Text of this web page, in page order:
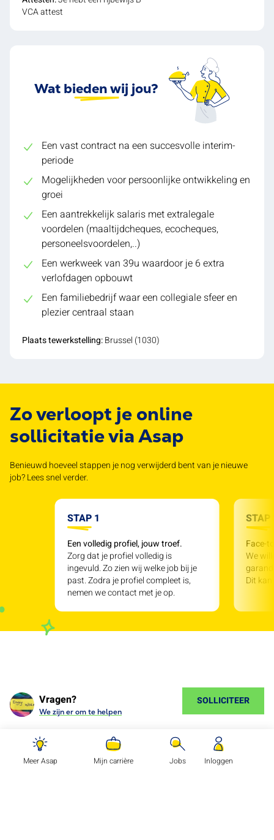
VCA attest
Wat bieden wij jou?
Een vast contract na een succesvolle interim-
periode
Mogelijkheden voor persoonlijke ontwikkeling en
groei
Een aantrekkelijk salaris met extralegale
voordelen (maaltijdcheques, ecocheques,
personeelsvoordelen,..)
Een werkweek van 39u waardoor je 6 extra
verlofdagen opbouwt
Een familiebedrijf waar een collegiale sfeer en
plezier centraal staan
Plaats tewerkstelling:Brussel (1030)
Zo verloopt je online
sollicitatie via Asap
Benieuwd hoeveel stappen je nog verwijderd bent van je nieuwe
job? Lees snel verder.
STAP 1
Een volledig profiel, jouw troef.
Zorg dat je profiel volledig is
ingevuld. Zo zien wij welke job bij je
past. Zodra je profiel compleet is,
nemen we contact met je op.
STAP
Face-
We
Dit
Vragen?
We zijn er om te helpen
SOLLICITEER
Meer Asap Mijn carrière Jobs Inloggen